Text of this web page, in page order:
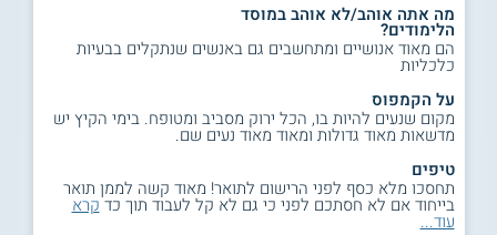
מה אתה אוהב/לא אוהב במוסד
הלימודים?
הם מאוד אנושיים ומתחשבים גם באנשים שנתקלים בבעיות
כלכליות
על הקמפוס
מקום שנעים להיות בו, הכל ירוק מסביב ומטופח. בימי הקיץ יש
מדשאות מאוד גדולות ומאוד מאוד נעים שם.
טיפים
תחסכו מלא כסף לפני הרישום לתואר! מאוד קשה לממן תואר
בייחוד אם לא חסתכם לפני כי גם לא קל לעבוד תוך כד קרא
עוד...